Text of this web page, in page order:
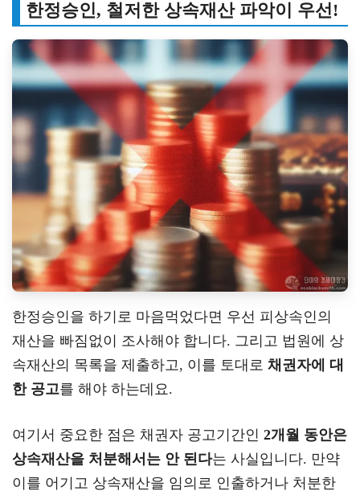
한정승인, 철저한 상속재산 파악이 우선!
한정승인을 하기로 마음먹었다면 우선 피상속인의
재산을 빠짐없이 조사해야 합니다. 그리고 법원에 상
속재산의 목록을 제출하고, 이를 토대로 채권자에 대
한 공고를 해야 하는데요.
여기서 중요한 점은 채권자 공고기간인 2개월 동안은
상속재산을 처분해서는 안 된다는 사실입니다. 만약
이를 어기고 상속재산을 임의로 인출하거나 처분한